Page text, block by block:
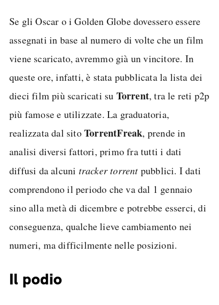
Se gli Oscar o i Golden Globe dovessero essere
assegnati in base al numero di volte che un film
viene scaricato, avremmo già un vincitore. In
queste ore, infatti, è stata pubblicata la lista dei
dieci film più scaricati su Torrent, tra le reti p2p
più famose e utilizzate. La graduatoria,
realizzata dal sitoTorrentFreak, prende in
analisi diversi fattori, primo fra tutti i dati
diffusi da alcuni tracker torrent pubblici. I dati
comprendono il periodo che va dal 1 gennaio
sino alla metà di dicembre e potrebbe esserci, di
conseguenza, qualche lieve cambiamento nei
numeri, ma difficilmente nelle posizioni.
Il podio